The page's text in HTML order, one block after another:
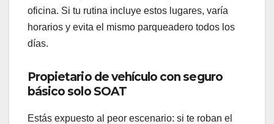
oficina. Si tu rutina incluye estos lugares, varía
horarios y evita el mismo parqueadero todos los
días.
Propietario de vehículo con seguro
básico solo SOAT
Estás expuesto al peor escenario: si te roban el